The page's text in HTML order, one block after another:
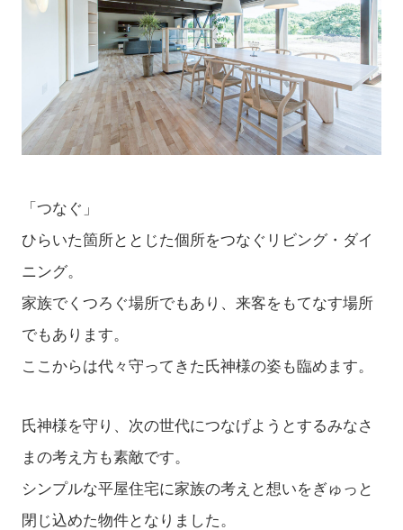
「つなぐ」
ひらいた箇所ととじた個所をつなぐリビング・ダイ
ニング。
家族でくつろぐ場所でもあり、来客をもてなす場所
でもあります。
ここからは代々守ってきた氏神様の姿も臨めます。
氏神様を守り、次の世代につなげようとするみなさ
まの考え方も素敵です。
シンプルな平屋住宅に家族の考えと想いをぎゅっと
閉じ込めた物件となりました。